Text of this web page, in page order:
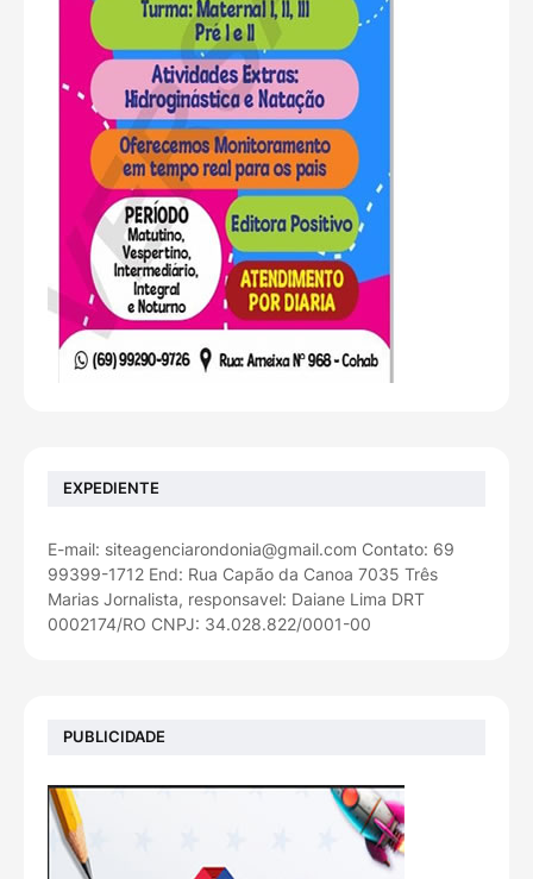
EXPEDIENTE
E-mail: siteagenciarondonia@gmail.com Contato: 69
99399-1712 End: Rua Capão da Canoa 7035 Três
Marias Jornalista, responsavel: Daiane Lima DRT
0002174/RO CNPJ: 34.028.822/0001-00
PUBLICIDADE